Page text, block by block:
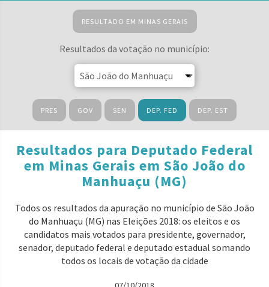
RESULTADO EM MINAS GERAIS
Resultados da votação no município:
PRES GOV SEN DEP. FED DEP. EST
Resultados para Deputado Federal
em Minas Gerais em São João do
Manhuaçu (MG)
Todos os resultados da apuração no município de São João
do Manhuaçu (MG) nas Eleições 2018: os eleitos e os
candidatos mais votados para presidente, governador,
senador, deputado federal e deputado estadual somando
todos os locais de votação da cidade